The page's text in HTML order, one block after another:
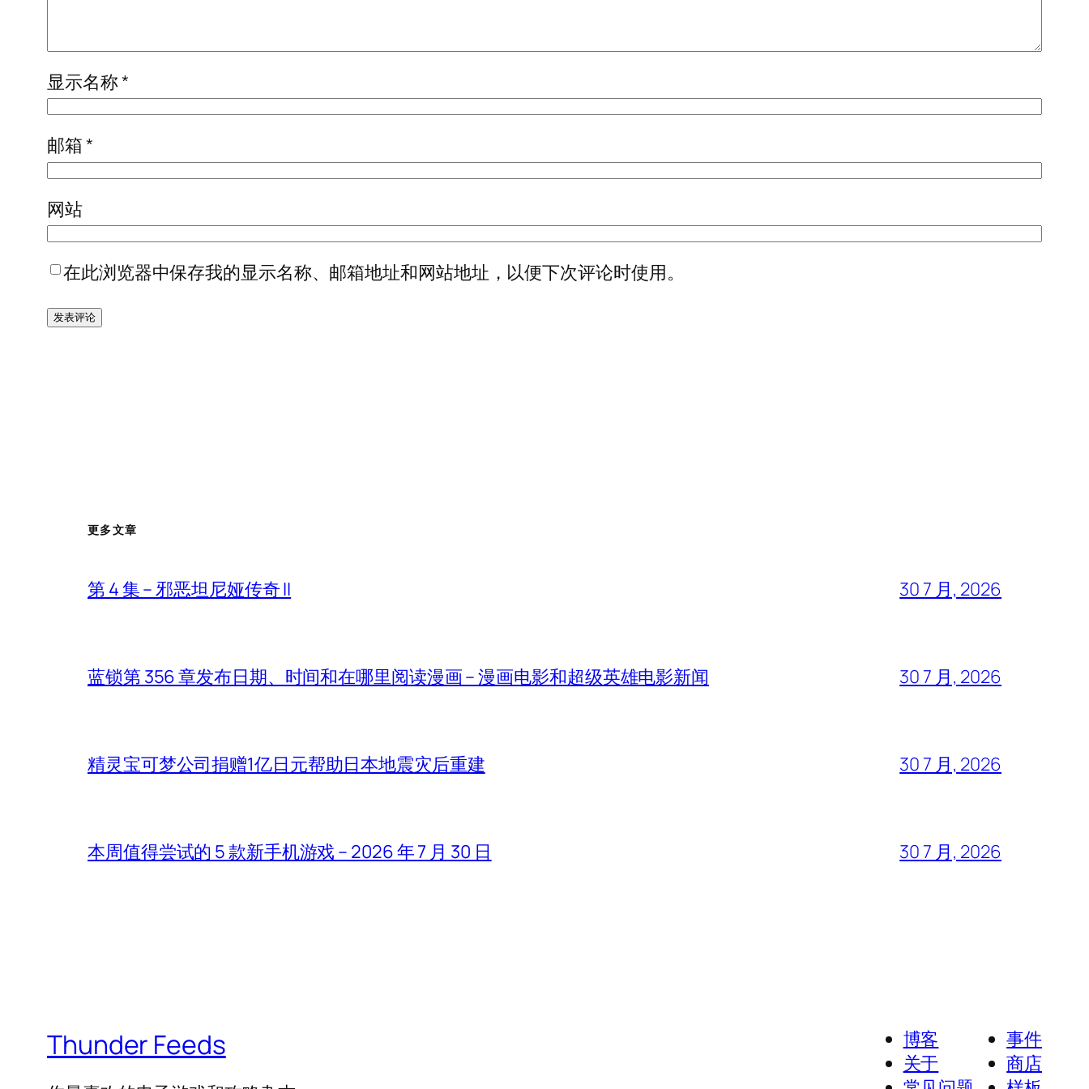
显示名称*
邮箱*
网站
在此浏览器中保存我的显示名称、邮箱地址和网站地址，以便下次评论时使用。
更多文章
第 4 集 – 邪恶坦尼娅传奇 II 30 7 月, 2026
蓝锁第 356 章发布日期、时间和在哪里阅读漫画 – 漫画电影和超级英雄电影新闻 30 7 月, 2026
精灵宝可梦公司捐赠1亿日元帮助日本地震灾后重建 30 7 月, 2026
本周值得尝试的 5 款新手机游戏 – 2026 年 7 月 30 日 30 7 月, 2026
Thunder Feeds
博客
关于
事件
商店